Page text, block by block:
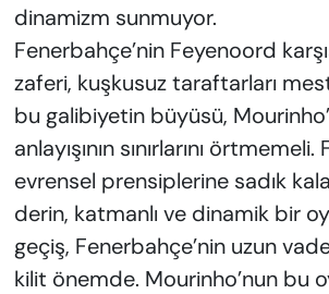
dinamizm sunmuyor.
Fenerbahçe’nin Feyenoord
zaferi, kuşkusuz taraftarları
bu galibiyetin büyüsü,
anlayışının sınırlarını
evrensel prensiplerine sadık
derin, katmanlı ve dinamik bir
geçiş, Fenerbahçe’nin uzun
kilit önemde. Mourinho’nun bu